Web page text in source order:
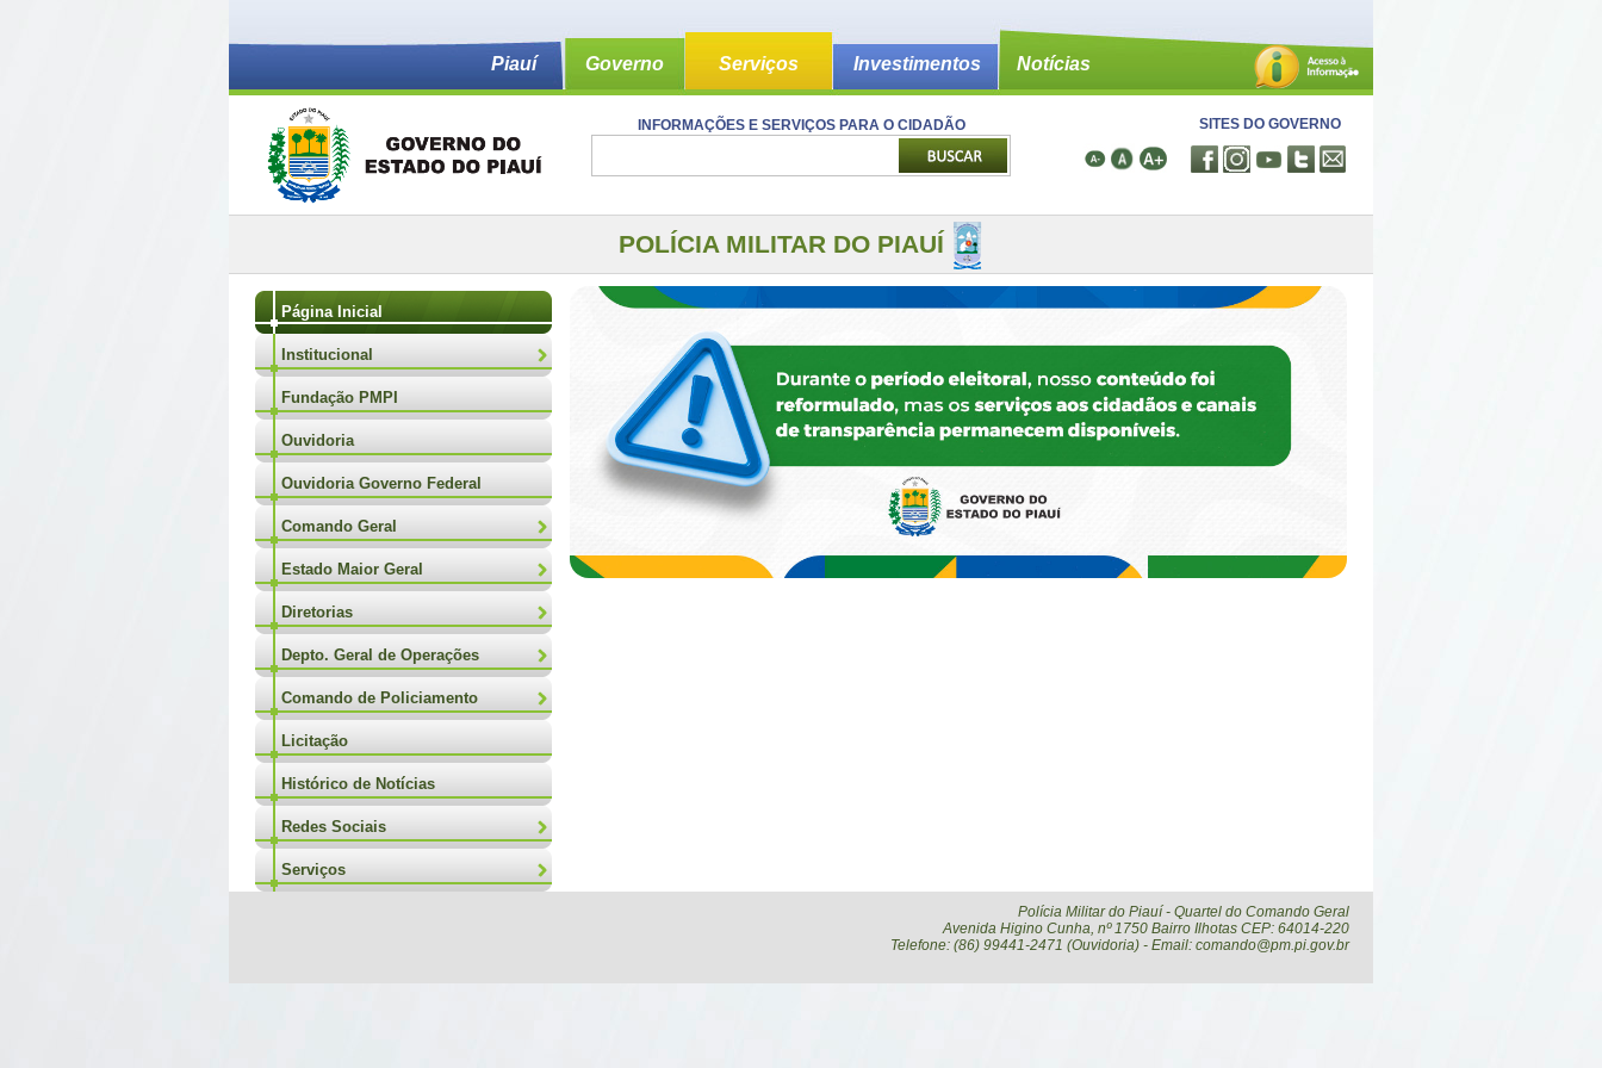
Piauí Governo Serviços Investimentos Notícias
INFORMAÇÕES E SERVIÇOS PARA O CIDADÃO SITES DO GOVERNO
POLÍCIA MILITAR DO PIAUÍ
Página Inicial
Institucional
Fundação PMPI
Ouvidoria
Ouvidoria Governo Federal
Comando Geral
Estado Maior Geral
Diretorias
Depto. Geral de Operações
Comando de Policiamento
Licitação
Histórico de Notícias
Redes Sociais
Serviços
Polícia Militar do Piauí - Quartel do Comando Geral
Avenida Higino Cunha, nº 1750 Bairro Ilhotas CEP: 64014-220
Telefone: (86) 99441-2471 (Ouvidoria) - Email: comando@pm.pi.gov.br